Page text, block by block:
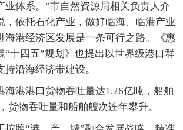
业体系。”市自然资源局相关负责人介
，依托石化产业，做好临海、临港产业
海港经济区发展是一条可行之路。《惠
“十四五”规划》也提出以世界级港口群
沿海经济带建设。
港港口货物吞吐量达1.26亿吨，船舶
货物吞吐量和船舶艘次连年攀升。